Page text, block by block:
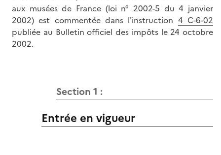
aux musées de France (loi n° 2002-5 du 4 janvier
2002) est commentée dans l'instruction 4 C-6-02
publiée au Bulletin officiel des impôts le 24 octobre
2002.
Section 1 :
Entrée en vigueur